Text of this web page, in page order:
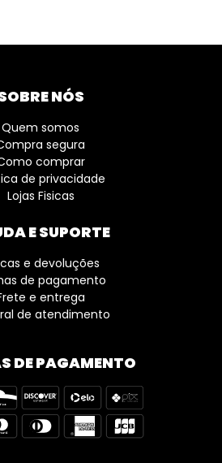
NÓS
Quem somos
segura
comprar
de privacidade
Lojas Fisicas
E SUPORTE
e devoluções
de pagamento
e entrega
de atendimento
DE PAGAMENTO